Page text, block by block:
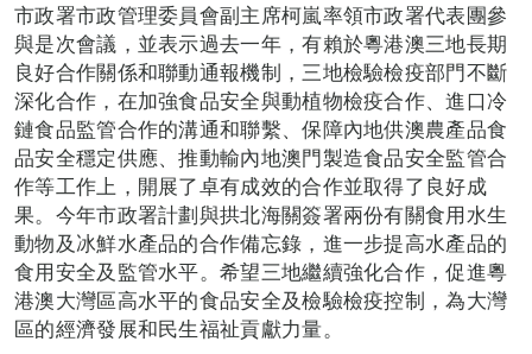
市政署市政管理委員會副主席柯嵐率領市政署代表團參
與是次會議，並表示過去一年，有賴於粵港澳三地長期
良好合作關係和聯動通報機制，三地檢驗檢疫部門不斷
深化合作，在加強食品安全與動植物檢疫合作、進口冷
鏈食品監管合作的溝通和聯繫、保障內地供澳農產品食
品安全穩定供應、推動輸內地澳門製造食品安全監管合
作等工作上，開展了卓有成效的合作並取得了良好成
果。今年市政署計劃與拱北海關簽署兩份有關食用水生
動物及冰鮮水產品的合作備忘錄，進一步提高水產品的
食用安全及監管水平。希望三地繼續強化合作，促進粵
港澳大灣區高水平的食品安全及檢驗檢疫控制，為大灣
區的經濟發展和民生福祉貢獻力量。